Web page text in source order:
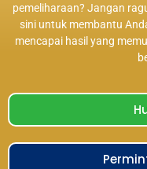
pemeliharaan? Jangan
sini untuk membantu
mencapai hasil yang